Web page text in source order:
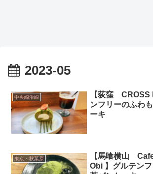
2023-05
中央線沿線
【荻窪 CROSS
ンフリーのふわ
ーキ
東京・秋葉原
【馬喰横山
Obi 】グルテン